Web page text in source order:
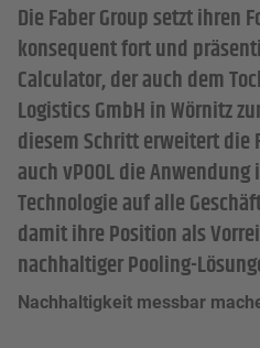
Die Faber Group setzt ihren
konsequent fort und
Calculator, der auch dem
Logistics GmbH in Wörnitz
diesem Schritt erweitert die
auch vPOOL die
Technologie auf alle
damit ihre Position als
nachhaltiger Pooling-
Nachhaltigkeit messbar